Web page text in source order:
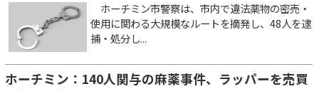
ホーチミン市警察は、市内で違法薬物の密売・
使用に関わる大規模なルートを摘発し、48人を逮
捕・処分し...
ホーチミン：140人関与の麻薬事件、ラッパーを売買